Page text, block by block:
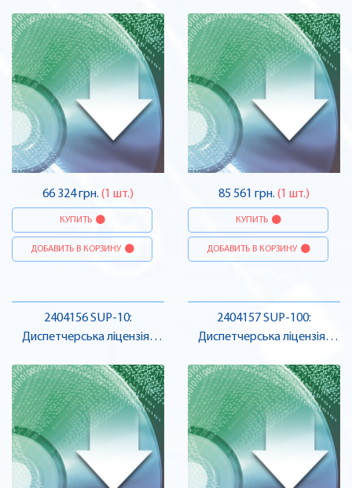
66 324 грн. (1 шт.)
КУПИТЬ
ДОБАВИТЬ В КОРЗИНУ
85 561 грн. (1 шт.)
КУПИТЬ
ДОБАВИТЬ В КОРЗИНУ
2404156 SUP-10:
Диспетчерська ліцензія ,
2404157 SUP-100:
Диспетчерська ліцензія ,